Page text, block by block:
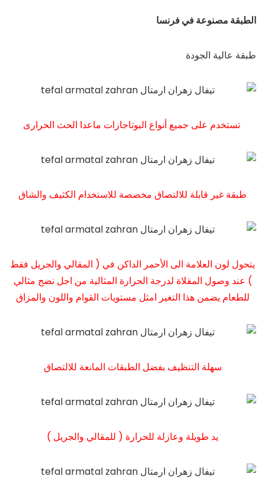
الطبقة مصنوعة في فرنسا
طبقة عالية الجودة
تستخدم على جميع أنواع البوتاجازات ماعدا الحث الحرارى
طبقة غير قابلة للالتصاق مخصصة للاستخدام الكثيف والشاق
يتحول لون العلامة الى الأحمر الداكن في ( المقالي والجريل فقط
) عند وصول المقلاة لدرجة الحرارة المثالية من اجل نضج مثالي
للطعام يضمن هذا التغير امثل مستويات القوام واللون والمزاق
سهلة التنظيف بفضل الطبقات المانعة للالتصاق
يد طويلة وعازلة للحرارة ( للمقالي والجريل )